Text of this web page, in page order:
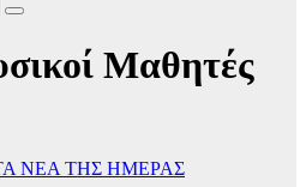
Μαθητές
ΝΕΑ ΤΗΣ ΗΜΕΡΑΣ